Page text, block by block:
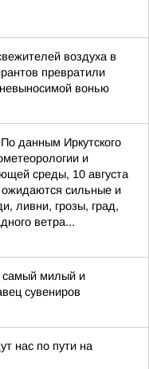
воздуха в
превратили
вонью
данным Иркутского
и
среды, 10 августа
сильные и
ливни, грозы, град,
ветра...
самый милый и
сувениров
нас по пути на